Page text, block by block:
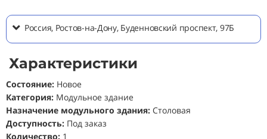
Россия, Ростов-на-Дону, Буденновский проспект, 97Б
Характеристики
Состояние: Новое
Категория: Модульное здание
Назначение модульного здания: Столовая
Доступность: Под заказ
Количество: 1